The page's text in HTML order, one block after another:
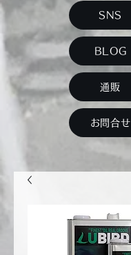
SNS
BLOG
通販
お問合せ